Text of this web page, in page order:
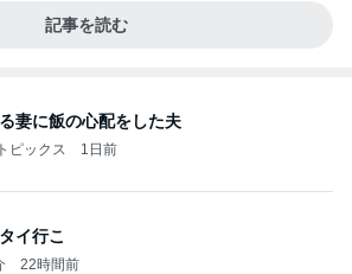
記事を読む
妻に飯の心配をした夫
ピックス 1日前
イ行こ
22時間前